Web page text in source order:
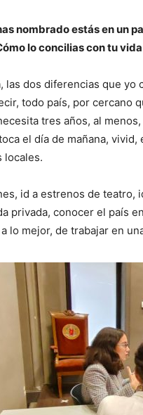
nombrado estás en un
lo concilias con tu
las dos diferencias que
todo país, por cercano
tres años, al
el día de mañana,
locales.
id a estrenos de teatro,
privada, conocer el país
lo mejor, de trabajar en